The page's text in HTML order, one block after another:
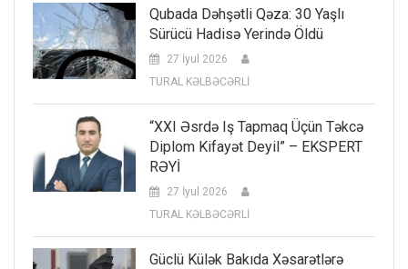
Qubada Dəhşətli Qəza: 30 Yaşlı
Sürücü Hadisə Yerində Öldü
27 İyul 2026
TURAL KƏLBƏCƏRLİ
“XXI Əsrdə Iş Tapmaq Üçün Təkcə
Diplom Kifayət Deyil” – EKSPERT
RƏYİ
27 İyul 2026
TURAL KƏLBƏCƏRLİ
Güclü Külək Bakıda Xəsarətlərə